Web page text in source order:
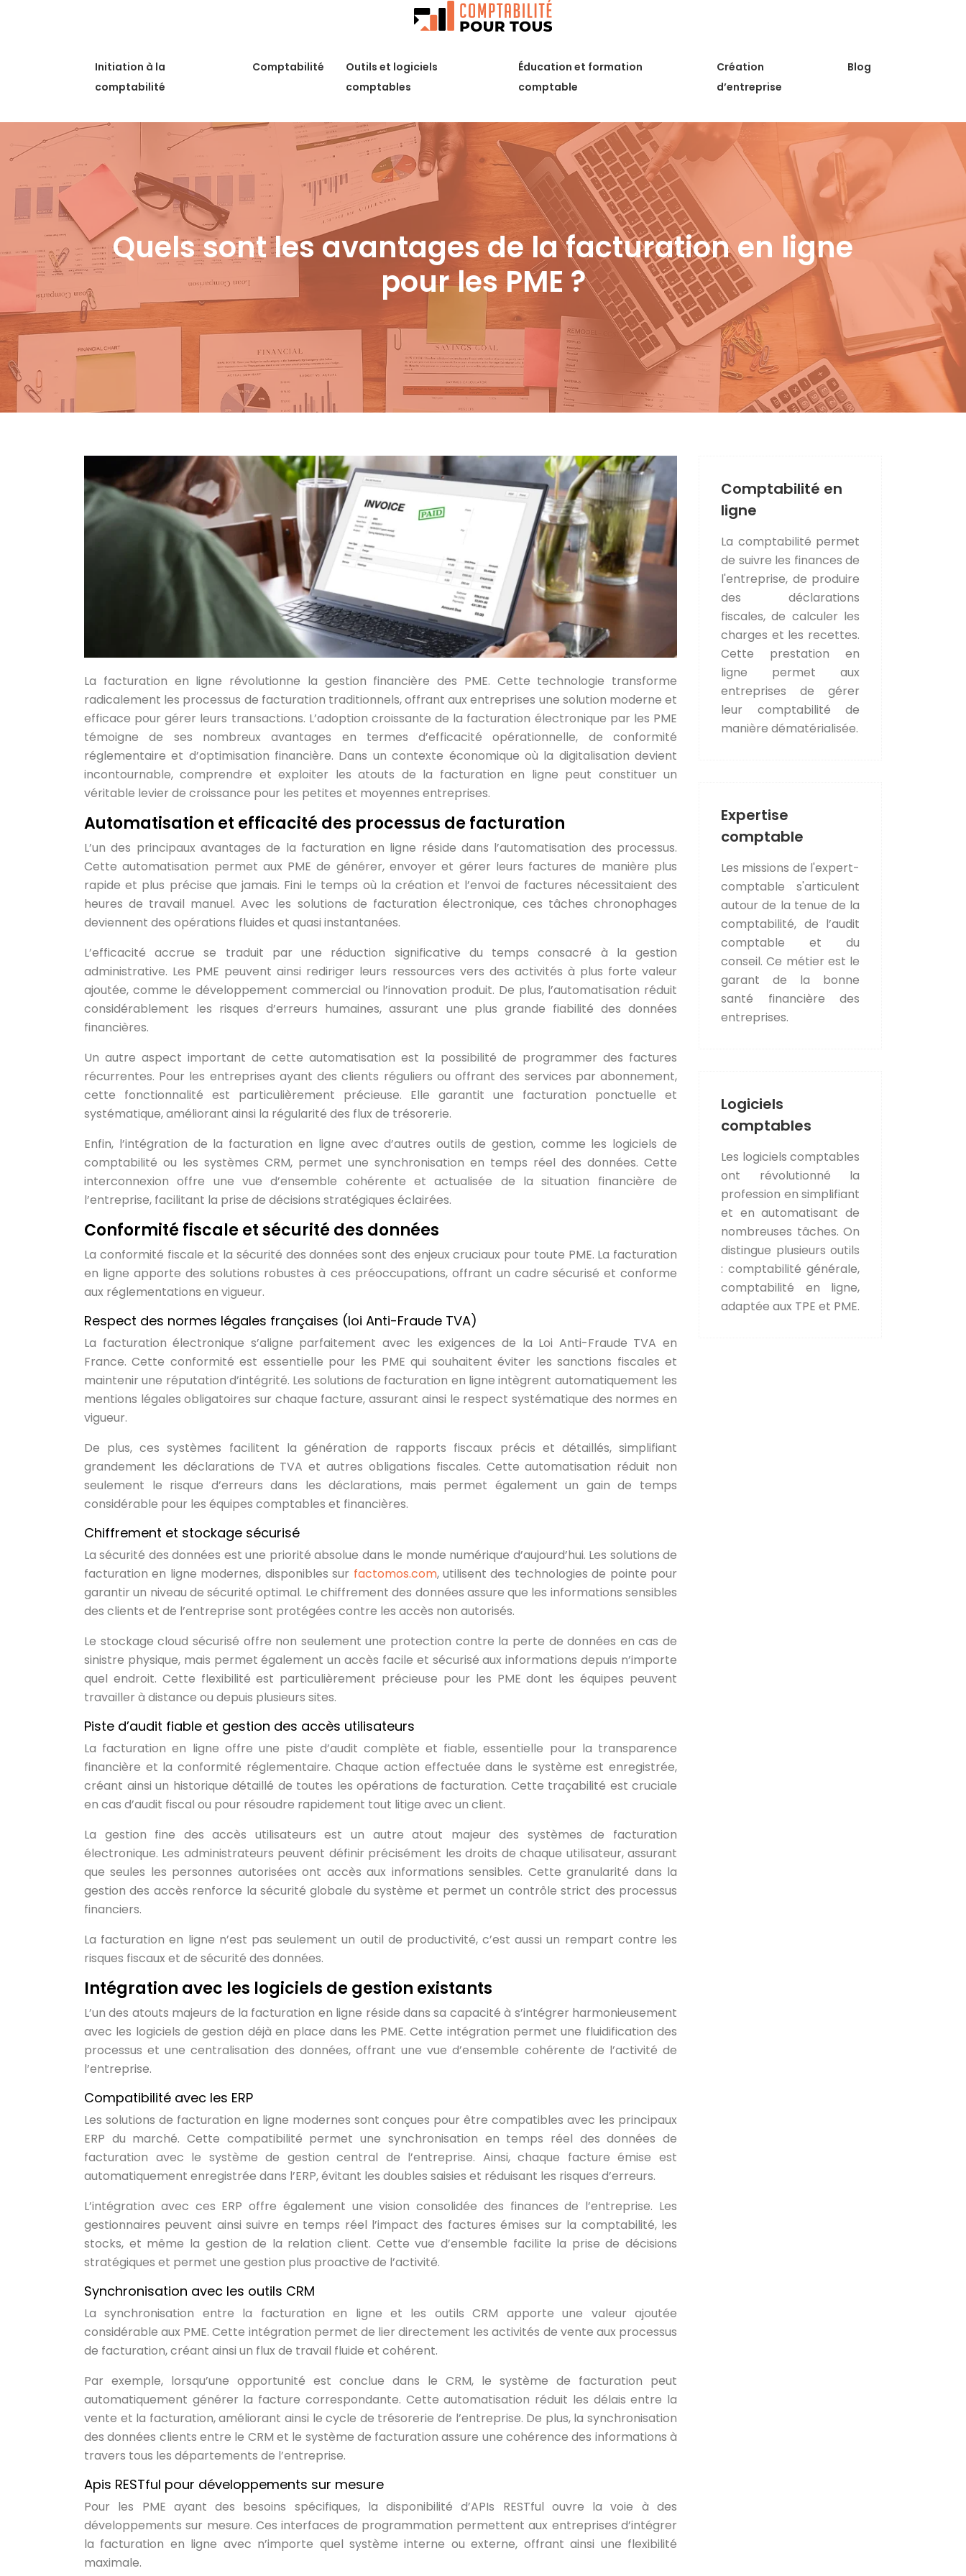
Initiation à la
comptabilité
Comptabilité
Outils et logiciels
comptables
Éducation et formation
comptable
Création
d’entreprise
Blog
Quels sont les avantages de la facturation en ligne
pour les PME ?
La facturation en ligne révolutionne la gestion financière des PME. Cette technologie transforme
radicalement les processus de facturation traditionnels, offrant aux entreprises une solution moderne et
efficace pour gérer leurs transactions. L’adoption croissante de la facturation électronique par les PME
témoigne de ses nombreux avantages en termes d’efficacité opérationnelle, de conformité
réglementaire et d’optimisation financière. Dans un contexte économique où la digitalisation devient
incontournable, comprendre et exploiter les atouts de la facturation en ligne peut constituer un
véritable levier de croissance pour les petites et moyennes entreprises.
Automatisation et efficacité des processus de facturation
L’un des principaux avantages de la facturation en ligne réside dans l’automatisation des processus.
Cette automatisation permet aux PME de générer, envoyer et gérer leurs factures de manière plus
rapide et plus précise que jamais. Fini le temps où la création et l’envoi de factures nécessitaient des
heures de travail manuel. Avec les solutions de facturation électronique, ces tâches chronophages
deviennent des opérations fluides et quasi instantanées.
L’efficacité accrue se traduit par une réduction significative du temps consacré à la gestion
administrative. Les PME peuvent ainsi rediriger leurs ressources vers des activités à plus forte valeur
ajoutée, comme le développement commercial ou l’innovation produit. De plus, l’automatisation réduit
considérablement les risques d’erreurs humaines, assurant une plus grande fiabilité des données
financières.
Un autre aspect important de cette automatisation est la possibilité de programmer des factures
récurrentes. Pour les entreprises ayant des clients réguliers ou offrant des services par abonnement,
cette fonctionnalité est particulièrement précieuse. Elle garantit une facturation ponctuelle et
systématique, améliorant ainsi la régularité des flux de trésorerie.
Enfin, l’intégration de la facturation en ligne avec d’autres outils de gestion, comme les logiciels de
comptabilité ou les systèmes CRM, permet une synchronisation en temps réel des données. Cette
interconnexion offre une vue d’ensemble cohérente et actualisée de la situation financière de
l’entreprise, facilitant la prise de décisions stratégiques éclairées.
Conformité fiscale et sécurité des données
La conformité fiscale et la sécurité des données sont des enjeux cruciaux pour toute PME. La facturation
en ligne apporte des solutions robustes à ces préoccupations, offrant un cadre sécurisé et conforme
aux réglementations en vigueur.
Respect des normes légales françaises (loi Anti-Fraude TVA)
La facturation électronique s’aligne parfaitement avec les exigences de la Loi Anti-Fraude TVA en
France. Cette conformité est essentielle pour les PME qui souhaitent éviter les sanctions fiscales et
maintenir une réputation d’intégrité. Les solutions de facturation en ligne intègrent automatiquement les
mentions légales obligatoires sur chaque facture, assurant ainsi le respect systématique des normes en
vigueur.
De plus, ces systèmes facilitent la génération de rapports fiscaux précis et détaillés, simplifiant
grandement les déclarations de TVA et autres obligations fiscales. Cette automatisation réduit non
seulement le risque d’erreurs dans les déclarations, mais permet également un gain de temps
considérable pour les équipes comptables et financières.
Chiffrement et stockage sécurisé
La sécurité des données est une priorité absolue dans le monde numérique d’aujourd’hui. Les solutions de
facturation en ligne modernes, disponibles sur factomos.com, utilisent des technologies de pointe pour
garantir un niveau de sécurité optimal. Le chiffrement des données assure que les informations sensibles
des clients et de l’entreprise sont protégées contre les accès non autorisés.
Le stockage cloud sécurisé offre non seulement une protection contre la perte de données en cas de
sinistre physique, mais permet également un accès facile et sécurisé aux informations depuis n’importe
quel endroit. Cette flexibilité est particulièrement précieuse pour les PME dont les équipes peuvent
travailler à distance ou depuis plusieurs sites.
Piste d’audit fiable et gestion des accès utilisateurs
La facturation en ligne offre une piste d’audit complète et fiable, essentielle pour la transparence
financière et la conformité réglementaire. Chaque action effectuée dans le système est enregistrée,
créant ainsi un historique détaillé de toutes les opérations de facturation. Cette traçabilité est cruciale
en cas d’audit fiscal ou pour résoudre rapidement tout litige avec un client.
La gestion fine des accès utilisateurs est un autre atout majeur des systèmes de facturation
électronique. Les administrateurs peuvent définir précisément les droits de chaque utilisateur, assurant
que seules les personnes autorisées ont accès aux informations sensibles. Cette granularité dans la
gestion des accès renforce la sécurité globale du système et permet un contrôle strict des processus
financiers.
La facturation en ligne n’est pas seulement un outil de productivité, c’est aussi un rempart contre les
risques fiscaux et de sécurité des données.
Intégration avec les logiciels de gestion existants
L’un des atouts majeurs de la facturation en ligne réside dans sa capacité à s’intégrer harmonieusement
avec les logiciels de gestion déjà en place dans les PME. Cette intégration permet une fluidification des
processus et une centralisation des données, offrant une vue d’ensemble cohérente de l’activité de
l’entreprise.
Compatibilité avec les ERP
Les solutions de facturation en ligne modernes sont conçues pour être compatibles avec les principaux
ERP du marché. Cette compatibilité permet une synchronisation en temps réel des données de
facturation avec le système de gestion central de l’entreprise. Ainsi, chaque facture émise est
automatiquement enregistrée dans l’ERP, évitant les doubles saisies et réduisant les risques d’erreurs.
L’intégration avec ces ERP offre également une vision consolidée des finances de l’entreprise. Les
gestionnaires peuvent ainsi suivre en temps réel l’impact des factures émises sur la comptabilité, les
stocks, et même la gestion de la relation client. Cette vue d’ensemble facilite la prise de décisions
stratégiques et permet une gestion plus proactive de l’activité.
Synchronisation avec les outils CRM
La synchronisation entre la facturation en ligne et les outils CRM apporte une valeur ajoutée
considérable aux PME. Cette intégration permet de lier directement les activités de vente aux processus
de facturation, créant ainsi un flux de travail fluide et cohérent.
Par exemple, lorsqu’une opportunité est conclue dans le CRM, le système de facturation peut
automatiquement générer la facture correspondante. Cette automatisation réduit les délais entre la
vente et la facturation, améliorant ainsi le cycle de trésorerie de l’entreprise. De plus, la synchronisation
des données clients entre le CRM et le système de facturation assure une cohérence des informations à
travers tous les départements de l’entreprise.
Apis RESTful pour développements sur mesure
Pour les PME ayant des besoins spécifiques, la disponibilité d’APIs RESTful ouvre la voie à des
développements sur mesure. Ces interfaces de programmation permettent aux entreprises d’intégrer
la facturation en ligne avec n’importe quel système interne ou externe, offrant ainsi une flexibilité
maximale.
Comptabilité en
ligne
La comptabilité permet
de suivre les finances de
l'entreprise, de produire
des déclarations
fiscales, de calculer les
charges et les recettes.
Cette prestation en
ligne permet aux
entreprises de gérer
leur comptabilité de
manière dématérialisée.
Expertise
comptable
Les missions de l'expert-
comptable s'articulent
autour de la tenue de la
comptabilité, de l’audit
comptable et du
conseil. Ce métier est le
garant de la bonne
santé financière des
entreprises.
Logiciels
comptables
Les logiciels comptables
ont révolutionné la
profession en simplifiant
et en automatisant de
nombreuses tâches. On
distingue plusieurs outils
: comptabilité générale,
comptabilité en ligne,
adaptée aux TPE et PME.